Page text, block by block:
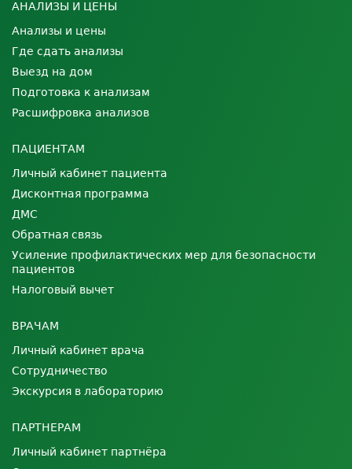
АНАЛИЗЫ И ЦЕНЫ
Анализы и цены
Где сдать анализы
Выезд на дом
Подготовка к анализам
Расшифровка анализов
ПАЦИЕНТАМ
Личный кабинет пациента
Дисконтная программа
ДМС
Обратная связь
Усиление профилактических мер для безопасности
пациентов
Налоговый вычет
ВРАЧАМ
Личный кабинет врача
Сотрудничество
Экскурсия в лабораторию
ПАРТНЕРАМ
Личный кабинет партнёра